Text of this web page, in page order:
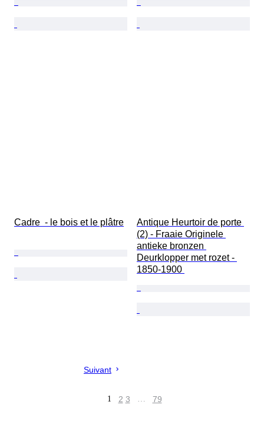
Cadre  - le bois et le plâtre
Antique Heurtoir de porte
(2) - Fraaie Originele
antieke bronzen
Deurklopper met rozet -
1850-1900
Suivant
1 2 3 … 79